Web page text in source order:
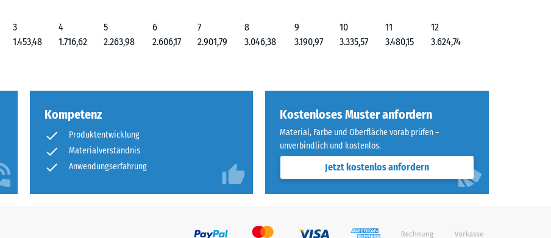
3 4 5 6 7 8 9 10 11
12
1.453,48 1.716,62 2.263,98 2.606,17 2.901,79 3.046,38 3.190,97 3.335,57 3.480,15 3.624,74
Kompetenz
Produktentwicklung
Materialverständnis
Anwendungserfahrung
Kostenloses Muster anfordern
Material, Farbe und Oberfläche vorab prüfen –
unverbindlich und kostenlos.
Jetzt kostenlos anfordern